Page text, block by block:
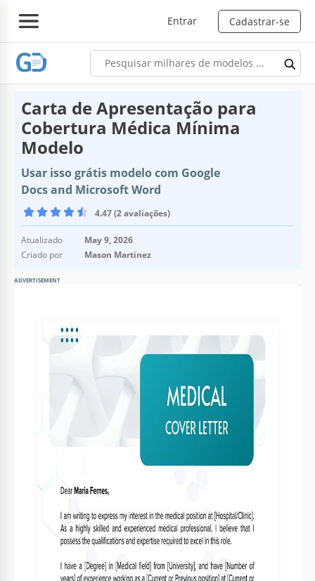
Entrar Cadastrar-se
Carta de Apresentação para
Cobertura Médica Mínima
Modelo
Usar isso grátis modelo com Google
Docs and Microsoft Word
4.47 (2 avaliações)
Atualizado
May 9, 2026
Criado por
Mason Martinez
ADVERTISEMENT